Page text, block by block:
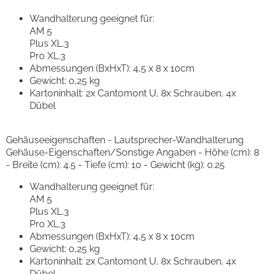
Wandhalterung geeignet für:
AM 5
Plus XL.3
Pro XL.3
Abmessungen (BxHxT): 4,5 x 8 x 10cm
Gewicht: 0,25 kg
Kartoninhalt: 2x Cantomont U, 8x Schrauben, 4x
Dübel
Gehäuseeigenschaften - Lautsprecher-Wandhalterung
Gehäuse-Eigenschaften/Sonstige Angaben - Höhe (cm): 8
- Breite (cm): 4.5 - Tiefe (cm): 10 - Gewicht (kg): 0.25
Wandhalterung geeignet für:
AM 5
Plus XL.3
Pro XL.3
Abmessungen (BxHxT): 4,5 x 8 x 10cm
Gewicht: 0,25 kg
Kartoninhalt: 2x Cantomont U, 8x Schrauben, 4x